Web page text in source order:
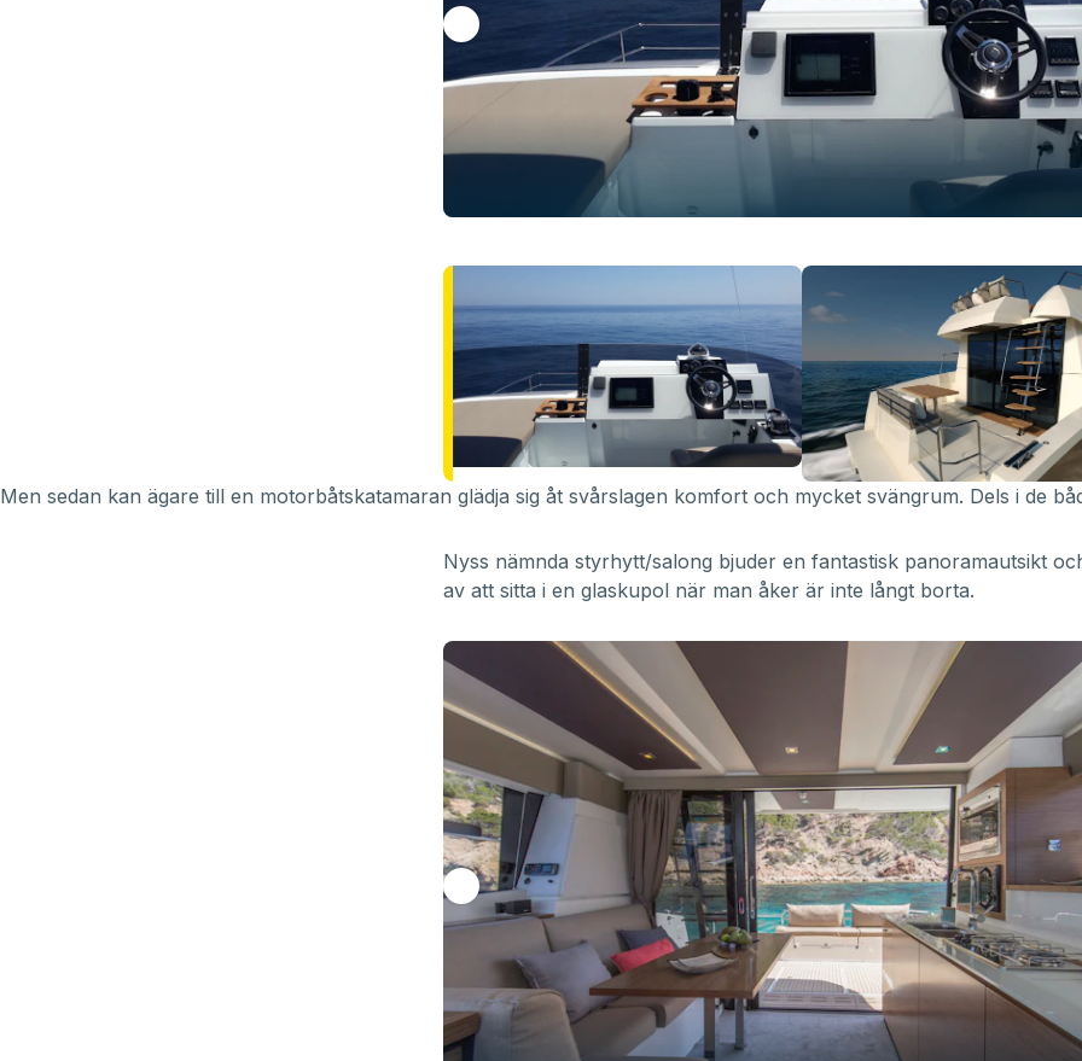
Men sedan kan ägare till en motorbåtskatamaran glädja sig åt svårslagen komfort och mycket svängrum. Dels i de
Nyss nämnda styrhytt/salong bjuder en fantastisk panoramautsikt
av att sitta i en glaskupol när man åker är inte långt borta.